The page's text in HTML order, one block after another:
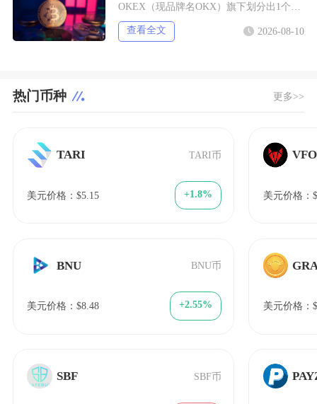
查看全文 2026-08-10
热门币种 更多>>
TARI TARI币
美元价格：$5.15 +1.8%
BNU BNU币
美元价格：$8.48 +2.55%
SBF SBF币
美元价格：
美元价格：